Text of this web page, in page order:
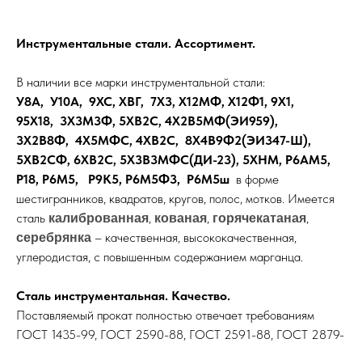
Инструментальные стали. Ассортимент.
В наличии все марки инструментальной стали:
У8А, У10А, 9ХС, ХВГ, 7Х3, Х12МФ, Х12Ф1, 9Х1,
95Х18, 3Х3М3Ф, 5ХВ2С, 4Х2В5МФ(ЭИ959),
3Х2В8Ф, 4Х5МФС, 4ХВ2С, 8Х4В9Ф2(ЭИ347-Ш),
5ХВ2СФ, 6ХВ2С, 5Х3В3МФС(ДИ-23), 5ХНМ, Р6АМ5,
Р18, Р6М5, Р9К5, Р6М5Ф3, Р6М5ш в форме
шестигранников, квадратов, кругов, полос, мотков. Имеется
сталь калиброванная кованая горячекатаная
серебрянка – качественная, высококачественная,
углеродистая, с повышенным содержанием марганца.
Сталь инструментальная. Качество.
Поставляемый прокат полностью отвечает требованиям
ГОСТ 1435-99, ГОСТ 2590-88, ГОСТ 2591-88, ГОСТ 2879-